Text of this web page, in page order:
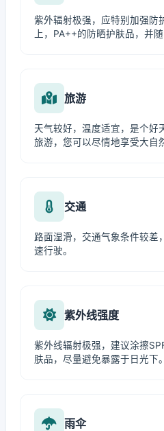
紫外辐射极强，应特别加强防
上，PA++的防晒护肤品，并随
旅游
天气较好，温度适宜，是个好
旅游，您可以尽情地享受大自
交通
路面湿滑，交通气象条件较差
速行驶。
紫外线强度
紫外线辐射极强，建议涂擦
肤品，尽量避免暴露于日光下。
雨伞